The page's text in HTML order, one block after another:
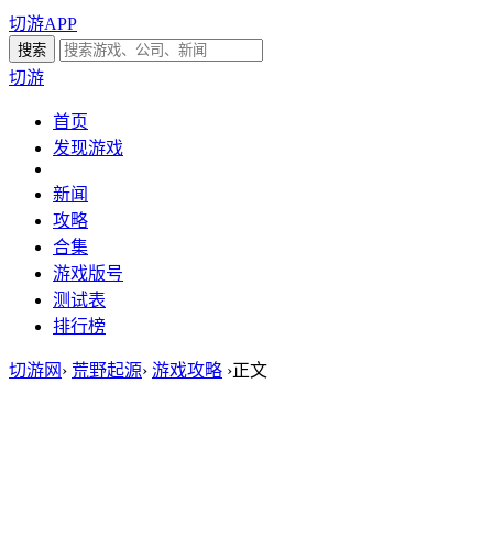
切游APP
切游
首页
发现游戏
新闻
攻略
合集
游戏版号
测试表
排行榜
切游网 › 荒野起源› 游戏攻略 ›正文